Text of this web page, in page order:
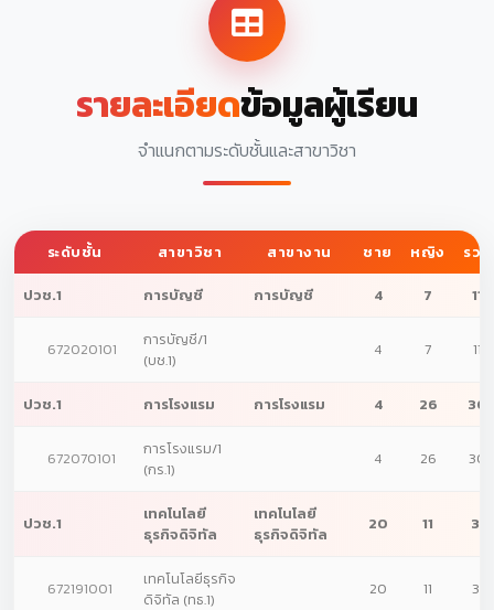
รายละเอียดข้อมูลผู้เรียน
จำแนกตามระดับชั้นและสาขาวิชา
ระดับชั้น สาขาวิชา สาขางาน ชาย หญิง รวม
ปวช.1 การบัญชี การบัญชี 4 7 11
672020101
การบัญชี/1
(บช.1)
4 7 11
ปวช.1 การโรงแรม การโรงแรม 4 26 30
672070101
การโรงแรม/1
(กร.1)
4 26 30
ปวช.1
เทคโนโลยี
ธุรกิจดิจิทัล
เทคโนโลยี
ธุรกิจดิจิทัล
20 11 31
672191001
เทคโนโลยีธุรกิจ
ดิจิทัล (ทธ.1)
20 11 31